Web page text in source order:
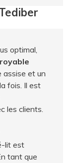
optimal,
assise et un
fois. Il est
les clients.
lit est
tant que